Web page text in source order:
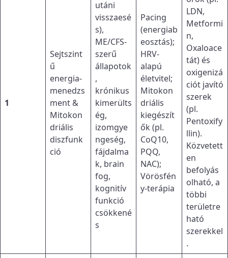
1
Sejtszint
ű
energia-
menedzs
ment &
Mitokon
driális
diszfunk
ció
utáni
visszaesé
s),
ME/CFS-
szerű
állapotok
,
krónikus
kimerülts
ég,
izomgye
ngeség,
fájdalma
k, brain
fog,
kognitív
funkció
csökkené
s
Pacing
(energiab
eosztás);
HRV-
alapú
életvitel;
Mitokon
driális
kiegészít
ők (pl.
CoQ10,
PQQ,
NAC);
Vörösfén
y-terápia
LDN,
Metformi
n,
Oxaloace
tát) és
oxigenizá
ciót javító
szerek
(pl.
Pentoxify
llin).
Közvetett
en
befolyás
olható, a
többi
területre
ható
szerekkel
.